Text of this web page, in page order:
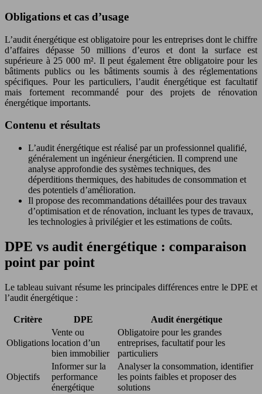
Obligations et cas d’usage
L’audit énergétique est obligatoire pour les entreprises dont le chiffre
d’affaires dépasse 50 millions d’euros et dont la surface est
supérieure à 25 000 m². Il peut également être obligatoire pour les
bâtiments publics ou les bâtiments soumis à des réglementations
spécifiques. Pour les particuliers, l’audit énergétique est facultatif
mais fortement recommandé pour des projets de rénovation
énergétique importants.
Contenu et résultats
L’audit énergétique est réalisé par un professionnel qualifié,
généralement un ingénieur énergéticien. Il comprend une
analyse approfondie des systèmes techniques, des
déperditions thermiques, des habitudes de consommation et
des potentiels d’amélioration.
Il propose des recommandations détaillées pour des travaux
d’optimisation et de rénovation, incluant les types de travaux,
les technologies à privilégier et les estimations de coûts.
DPE vs audit énergétique : comparaison
point par point
Le tableau suivant résume les principales différences entre le DPE et
l’audit énergétique :
Critère DPE Audit énergétique
Obligations
Vente ou
location d’un
bien immobilier
Obligatoire pour les grandes
entreprises, facultatif pour les
particuliers
Objectifs
Informer sur la
performance
énergétique
Analyser la consommation, identifier
les points faibles et proposer des
solutions